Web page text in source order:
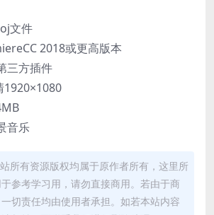
文件
2018或更高版本
三方插件
1920×1080
音乐
所有资源版权均属于原作者所有，这里所
参考学习用，请勿直接商用。若由于商
切责任均由使用者承担。如若本站内容